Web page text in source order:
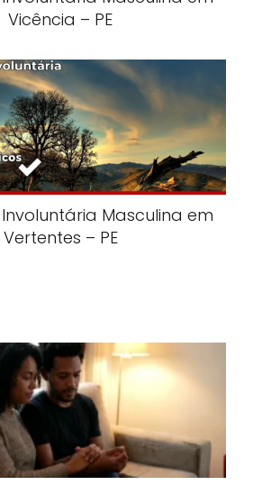
Vicência – PE
Masculina em
Vertentes – PE